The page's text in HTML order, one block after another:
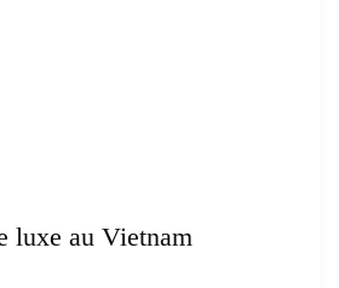
luxe au Vietnam